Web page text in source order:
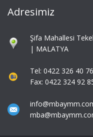
Adresimiz
Şifa Mahallesi
| MALATYA
Tel: 0422 326 40 76
Fax: 0422 324 92